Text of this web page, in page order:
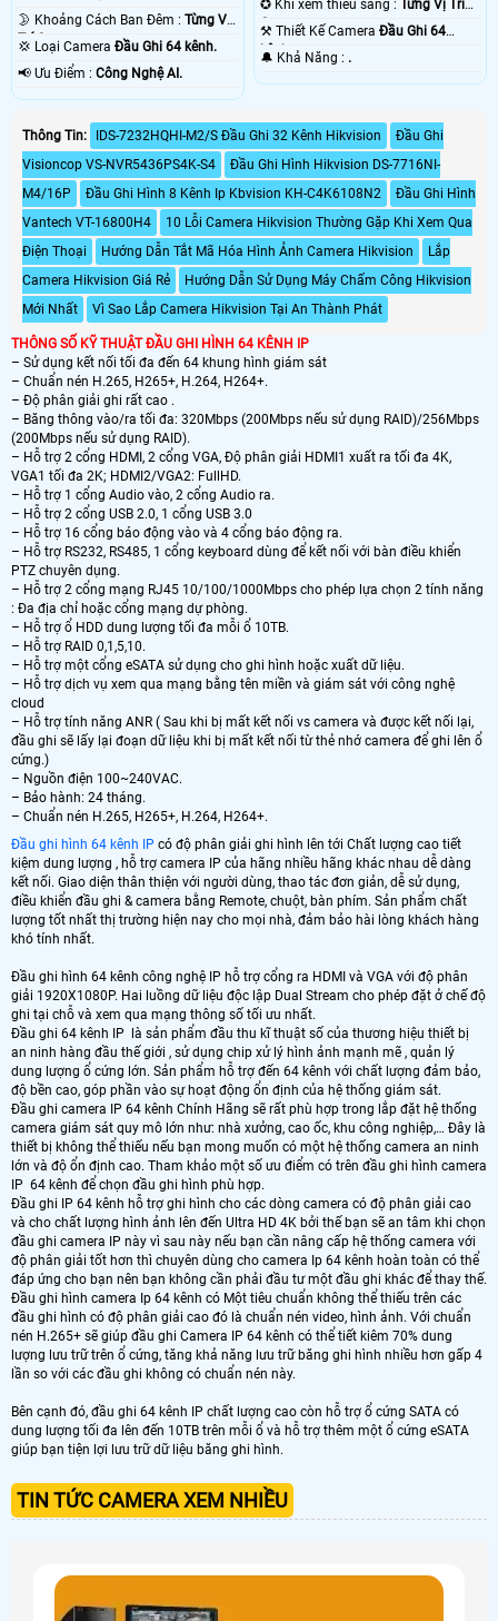
🌛 Khoảng Cách Ban Đêm : Từng Vị
Trí Camera .
💢 Loại Camera Đầu Ghi 64 kênh.
️📢 Ưu Điểm : Công Nghệ AI.
✪ Khi xem thiếu sáng :
Từng Vị Trí
Camera .
⚒ Thiết Kế CameraĐầu Ghi 64
kênh.
️🔔 Khả Năng : .
Thông Tin: IDS-7232HQHI-M2/S Đầu Ghi 32 Kênh Hikvision
Đầu Ghi
Visioncop VS-NVR5436PS4K-S4
Đầu Ghi Hình Hikvision DS-7716NI-
M4/16P
Đầu Ghi Hình 8 Kênh Ip Kbvision KH-C4K6108N2
Đầu Ghi Hình
Vantech VT-16800H4
10 Lỗi Camera Hikvision Thường Gặp Khi Xem Qua
Điện Thoại
Hướng Dẫn Tắt Mã Hóa Hình Ảnh Camera Hikvision
Lắp
Camera Hikvision Giá Rẻ
Hướng Dẫn Sử Dụng Máy Chấm Công Hikvision
Mới Nhất
Vì Sao Lắp Camera Hikvision Tại An Thành Phát
THÔNG SỐ KỸ THUẬT ĐẦU GHI HÌNH 64 KÊNH IP
– Sử dụng kết nối tối đa đến 64 khung hình giám sát
– Chuẩn nén H.265, H265+, H.264, H264+.
– Độ phân giải ghi rất cao .
– Băng thông vào/ra tối đa: 320Mbps (200Mbps nếu sử dụng RAID)/256Mbps
(200Mbps nếu sử dụng RAID).
– Hỗ trợ 2 cổng HDMI, 2 cổng VGA, Độ phân giải HDMI1 xuất ra tối đa 4K,
VGA1 tối đa 2K; HDMI2/VGA2: FullHD.
– Hỗ trợ 1 cổng Audio vào, 2 cổng Audio ra.
– Hỗ trợ 2 cổng USB 2.0, 1 cổng USB 3.0
– Hỗ trợ 16 cổng báo động vào và 4 cổng báo động ra.
– Hỗ trợ RS232, RS485, 1 cổng keyboard dùng để kết nối với bàn điều khiển
PTZ chuyên dụng.
– Hỗ trợ 2 cổng mạng RJ45 10/100/1000Mbps cho phép lựa chọn 2 tính năng
: Đa địa chỉ hoặc cổng mạng dự phòng.
– Hỗ trợ ổ HDD dung lượng tối đa mỗi ổ 10TB.
– Hỗ trợ RAID 0,1,5,10.
– Hỗ trợ một cổng eSATA sử dụng cho ghi hình hoặc xuất dữ liệu.
– Hỗ trợ dịch vụ xem qua mạng bằng tên miền và giám sát với công nghệ
cloud
– Hỗ trợ tính năng ANR ( Sau khi bị mất kết nối vs camera và được kết nối lại,
đầu ghi sẽ lấy lại đoạn dữ liệu khi bị mất kết nối từ thẻ nhớ camera để ghi lên ổ
cứng.)
– Nguồn điện 100~240VAC.
– Bảo hành: 24 tháng.
– Chuẩn nén H.265, H265+, H.264, H264+.
Đầu ghi hình 64 kênh IP có độ phân giải ghi hình lên tới Chất lượng cao tiết
kiệm dung lượng , hỗ trợ camera IP của hãng nhiều hãng khác nhau dễ dàng
kết nối. Giao diện thân thiện với người dùng, thao tác đơn giản, dễ sử dụng,
điều khiển đầu ghi & camera bằng Remote, chuột, bàn phím. Sản phẩm chất
lượng tốt nhất thị trường hiện nay cho mọi nhà, đảm bảo hài lòng khách hàng
khó tính nhất.
Đầu ghi hình 64 kênh công nghệ IP hỗ trợ cổng ra HDMI và VGA với độ phân
giải 1920X1080P. Hai luồng dữ liệu độc lập Dual Stream cho phép đặt ở chế độ
ghi tại chỗ và xem qua mạng thông số tối ưu nhất.
Đầu ghi 64 kênh IP là sản phẩm đầu thu kĩ thuật số của thương hiệu thiết bị
an ninh hàng đầu thế giới , sử dụng chip xử lý hình ảnh mạnh mẽ , quản lý
dung lượng ổ cứng lớn. Sản phẩm hỗ trợ đến 64 kênh với chất lượng đảm bảo,
độ bền cao, góp phần vào sự hoạt động ổn định của hệ thống giám sát.
Đầu ghi camera IP 64 kênh Chính Hãng sẽ rất phù hợp trong lắp đặt hệ thống
camera giám sát quy mô lớn như: nhà xưởng, cao ốc, khu công nghiệp,… Đây là
thiết bị không thể thiếu nếu bạn mong muốn có một hệ thống camera an ninh
lớn và độ ổn định cao. Tham khảo một số ưu điểm có trên đầu ghi hình camera
IP 64 kênh để chọn đầu ghi hình phù hợp.
Đầu ghi IP 64 kênh hỗ trợ ghi hình cho các dòng camera có độ phân giải cao
và cho chất lượng hình ảnh lên đến Ultra HD 4K bởi thế bạn sẽ an tâm khi chọn
đầu ghi camera IP này vì sau này nếu bạn cần nâng cấp hệ thống camera với
độ phân giải tốt hơn thì chuyên dùng cho camera Ip 64 kênh hoàn toàn có thể
đáp ứng cho bạn nên bạn không cần phải đầu tư một đầu ghi khác để thay thế.
Đầu ghi hình camera Ip 64 kênh có Một tiêu chuẩn không thể thiếu trên các
đầu ghi hình có độ phân giải cao đó là chuẩn nén video, hình ảnh. Với chuẩn
nén H.265+ sẽ giúp đầu ghi Camera IP 64 kênh có thể tiết kiêm 70% dung
lượng lưu trữ trên ổ cứng, tăng khả năng lưu trữ băng ghi hình nhiều hơn gấp 4
lần so với các đầu ghi không có chuẩn nén này.
Bên cạnh đó, đầu ghi 64 kênh IP chất lượng cao còn hỗ trợ ổ cứng SATA có
dung lượng tối đa lên đến 10TB trên mỗi ổ và hỗ trợ thêm một ổ cứng eSATA
giúp bạn tiện lợi lưu trữ dữ liệu băng ghi hình.
TIN TỨC CAMERA XEM NHIỀU